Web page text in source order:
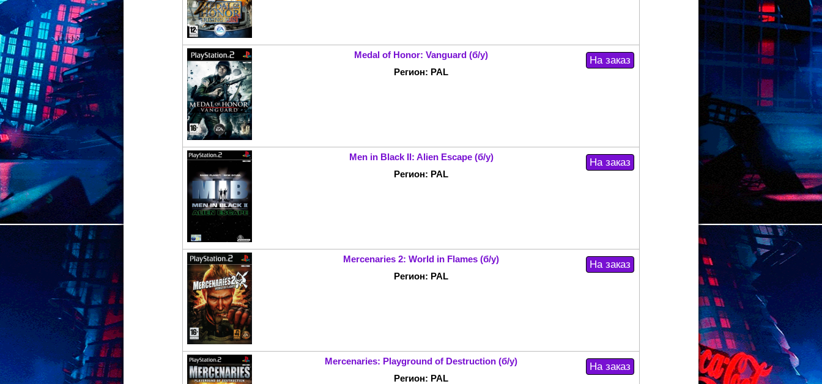
Medal of Honor: Vanguard (б/у)
Регион: PAL
Men in Black II: Alien Escape (б/у)
Регион: PAL
Mercenaries 2: World in Flames (б/у)
Регион: PAL
Mercenaries: Playground of Destruction (б/у)
Регион: PAL